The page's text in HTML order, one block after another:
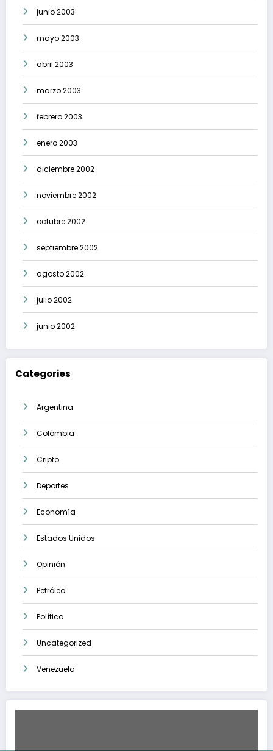
junio 2003
mayo 2003
abril 2003
marzo 2003
febrero 2003
enero 2003
diciembre 2002
noviembre 2002
octubre 2002
septiembre 2002
agosto 2002
julio 2002
junio 2002
Categories
Argentina
Colombia
Cripto
Deportes
Economía
Estados Unidos
Opinión
Petróleo
Política
Uncategorized
Venezuela